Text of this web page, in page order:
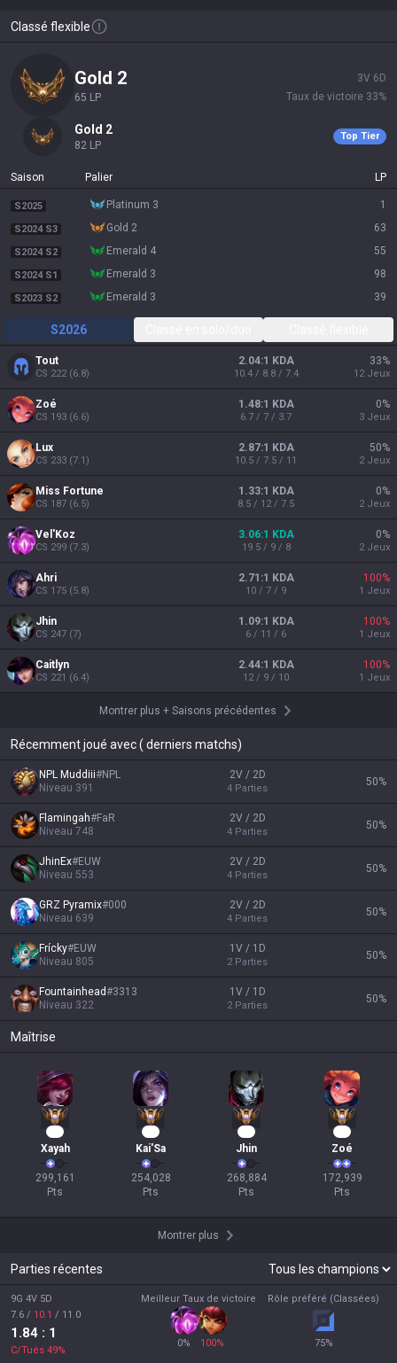
Classé flexible
gold 2
65 LP
3V 6 D
Taux de victoire 33%
gold 2
82 LP
Top Tier
Saison Palier LP
S2025 platinum 3 1
S2024 S3 gold 2 63
S2024 S2 emerald 4 55
S2024 S1 emerald 3 98
S2023 S2 emerald 3 39
S2026
Tout
CS 222(6.8)
2.04:1 KDA
10.4 / 8.8 / 7.4
33%
12 Jeux
Zoé
CS 193 (6.6)
1.48:1 KDA
6.7 / 7 / 3.7
0%
3 Jeux
Lux
CS 233 (7.1)
2.87:1 KDA
10.5 / 7.5 / 11
50%
2 Jeux
Miss Fortune
CS 187 (6.5)
1.33:1 KDA
8.5 / 12 / 7.5
0%
2 Jeux
Vel'Koz
CS 299 (7.3)
3.06:1 KDA
19.5 / 9 / 8
0%
2 Jeux
Ahri
CS 175 (5.8)
2.71:1 KDA
10 / 7 / 9
100%
1 Jeux
Jhin
CS 247 (7)
1.09:1 KDA
6 / 11 / 6
100%
1 Jeux
Caitlyn
CS 221 (6.4)
2.44:1 KDA
12 / 9 / 10
100%
1 Jeux
Montrer plus + Saisons précédentes
Récemment joué avec ( derniers matchs)
NPL Muddiii#NPL
Niveau 391
2V / 2D
4 Parties
50%
Flamingah#FaR
Niveau 748
2V / 2D
4 Parties
50%
JhinEx#EUW
Niveau 553
2V / 2D
4 Parties
50%
GRZ Pyramix#000
Niveau 639
2V / 2D
4 Parties
50%
Frícky#EUW
Niveau 805
1V / 1D
2 Parties
50%
Fountainhead#3313
Niveau 322
1V / 1D
2 Parties
50%
Maîtrise
Xayah
299,161
Pts
Kai'Sa
254,028
Pts
Jhin
268,884
Pts
Zoé
172,939
Pts
Montrer plus
Parties récentes
9G 4V 5D
7.6 / 10.1 / 11.0
1.84 : 1
C/Tués 49%
Meilleur Taux de victoire
0% 100%
Rôle préféré (Classées)
75%